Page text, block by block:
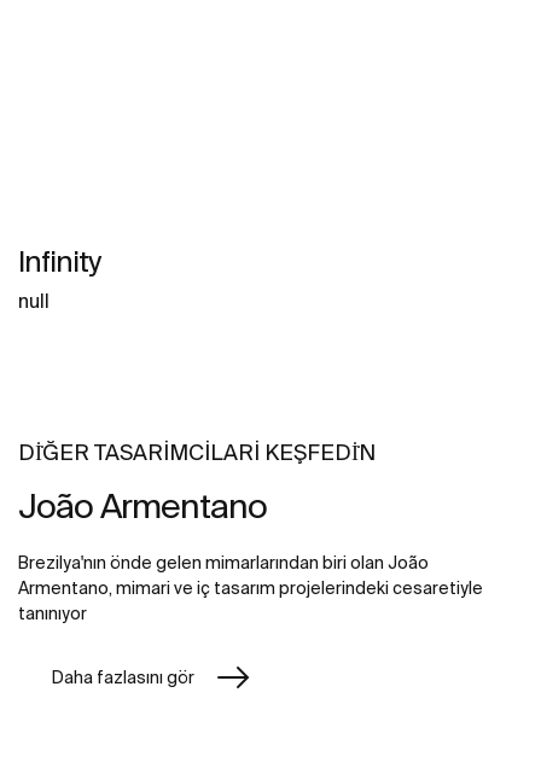
Infinity
null
DİĞER TASARIMCILARI KEŞFEDİN
João Armentano
Brezilya'nın önde gelen mimarlarından biri olan João
Armentano, mimari ve iç tasarım projelerindeki cesaretiyle
tanınıyor
Daha fazlasını gör